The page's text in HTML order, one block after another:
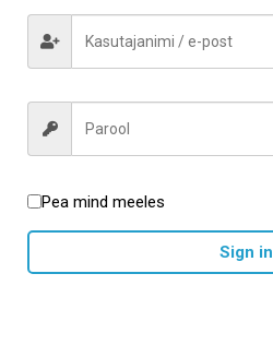
valitud sortiment
Pea mind meeles
Sign in